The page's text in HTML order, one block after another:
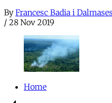
By Francesc Badia i Dalmases
/ 28 Nov 2019
Home